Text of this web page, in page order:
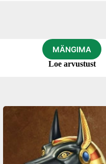
MÄNGIMA
Loe arvustust